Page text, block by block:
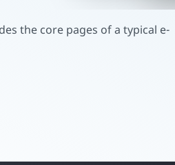
the core pages of a typical e-